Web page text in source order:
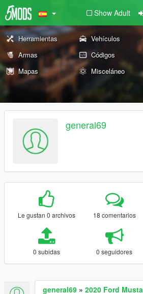
Show Adult
Herramientas Vehículos
Armas
Códigos
Mapas
Misceláneo
general69
Le gustan 0 archivos 18 comentarios
0 subidas 0 seguidores
general69 » 2020 Ford